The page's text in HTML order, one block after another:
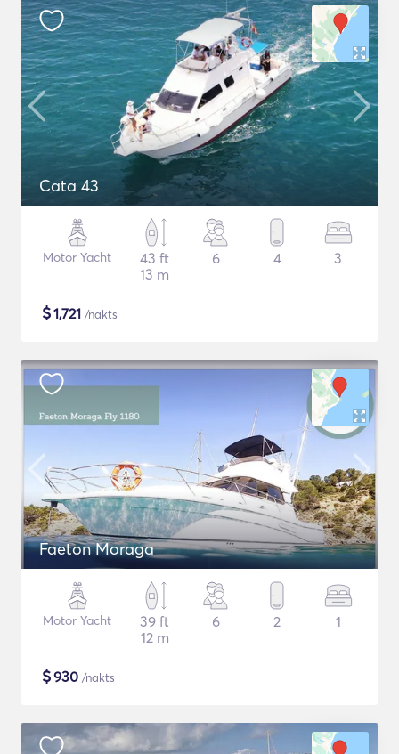
Cata 43
Motor Yacht
43 ft
13 m
6 4 3
$1,721 /nakts
Faeton Moraga
Motor Yacht
39 ft
12 m
6 2 1
$930 /nakts